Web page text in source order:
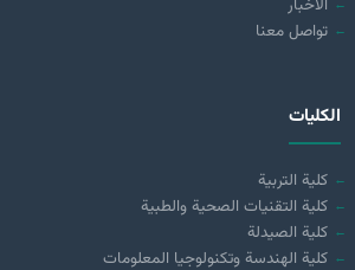
الأخبار
تواصل معنا
الكليات
كلية التربية
كلية التقنيات الصحية والطبية
كلية الصيدلة
كلية الهندسة وتكنولوجيا المعلومات